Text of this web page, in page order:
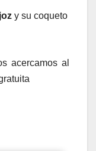
y su coqueto
acercamos al